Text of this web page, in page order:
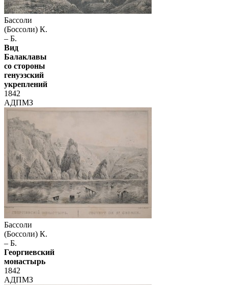
Бассоли
(Боссоли) К.
– Б.
Вид
Балаклавы
со стороны
генуэзский
укреплений
1842
АДПМЗ
Бассоли
(Боссоли) К.
– Б.
Георгиевский
монастырь
1842
АДПМЗ